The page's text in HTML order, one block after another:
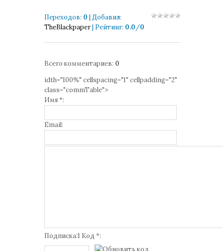
Переходов: 0 | Добавил:
TheBlackpaper| Рейтинг: 0.0/0
Всего комментариев: 0
idth="100%" cellspacing="1" cellpadding="2"
class="commTable">
Имя *:
Email:
Подписка:1 Код *: